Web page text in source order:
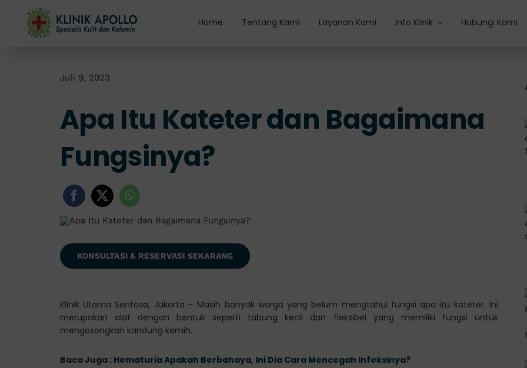
content
Home Tentang Kami Layanan Kami Info Klinik Hubungi Kami
Juli 9, 2023
Apa Itu Kateter dan Bagaimana
Fungsinya?
KONSULTASI & RESERVASI SEKARANG
Klinik Utama Sentosa, Jakarta – Masih banyak warga yang belum mengtahui fungsi apa itu kateter. Ini
merupakan alat dengan bentuk seperti tabung kecil dan fleksibel yang memiliki fungsi untuk
mengosongkan kandung kemih.
Baca Juga : Hematuria Apakah Berbahaya, Ini Dia Cara Mencegah Infeksinya?